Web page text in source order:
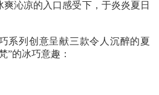
沁凉的入口感受下，于炎炎夏日
系列创意呈献三款令人沉醉的夏
”的冰巧意趣：